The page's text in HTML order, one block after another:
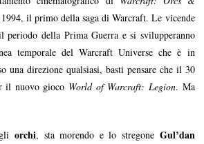
il primo della saga di Warcraft. Le vicende
periodo della Prima Guerra e si svilupperanno
temporale del Warcraft Universe che è in
una direzione qualsiasi, basti pensare che il 30
il nuovo gioco World of Warcraft: Legion. Ma
orchi, sta morendo e lo stregone Gul’dan